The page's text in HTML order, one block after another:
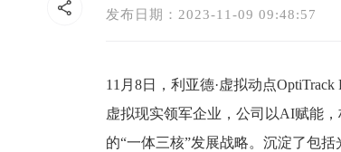
发布日期：2023-11-09 09:48:57
11 月8日， 利亚德·虚拟动点OptiTrack
虚拟现实领军企业，公司以AI赋能
的“一体三核”发展战略。沉淀了包